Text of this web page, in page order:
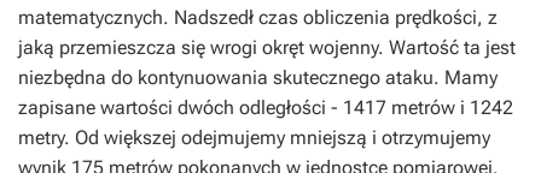
matematycznych. Nadszedł czas obliczenia prędkości, z
jaką przemieszcza się wrogi okręt wojenny. Wartość ta jest
niezbędna do kontynuowania skutecznego ataku. Mamy
zapisane wartości dwóch odległości - 1417 metrów i 1242
metry. Od większej odejmujemy mniejszą i otrzymujemy
wynik 175 metrów pokonanych w jednostce pomiarowej.